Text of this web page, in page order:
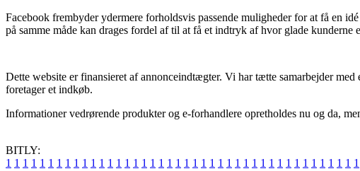
Facebook frembyder ydermere forholdsvis passende muligheder for at få en
på samme måde kan drages fordel af til at få et indtryk af hvor glade kunderne
Dette website er finansieret af annonceindtægter. Vi har tætte samarbejder
foretager et indkøb.
Informationer vedrørende produkter og e-forhandlere opretholdes nu og da,
BITLY:
1 1 1 1 1 1 1 1 1 1 1 1 1 1 1 1 1 1 1 1 1 1 1 1 1 1 1 1 1 1 1 1 1 1 1 1 1 1 1 1 1 1